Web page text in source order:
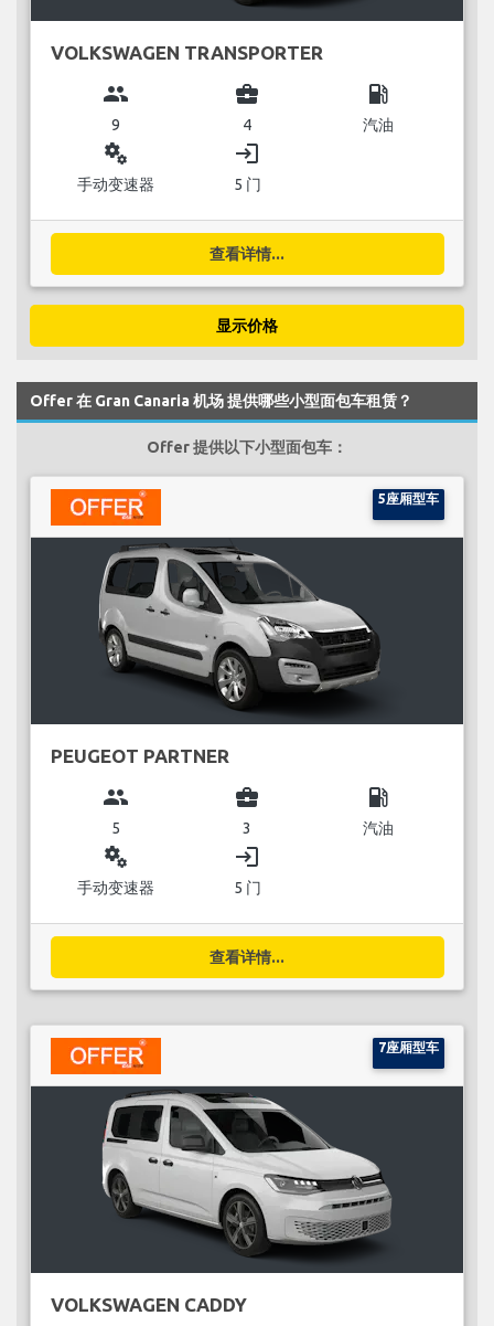
VOLKSWAGEN TRANSPORTER
group
9
business_center
4
local_gas_station
汽油
miscellaneous_services
手动变速器
login
5 门
查看详情...
显示价格
Offer 在 Gran Canaria 机场 提供哪些小型面包车租赁？
Offer 提供以下小型面包车：
5座厢型车
PEUGEOT PARTNER
group
5
business_center
3
local_gas_station
汽油
miscellaneous_services
手动变速器
login
5 门
查看详情...
7座厢型车
VOLKSWAGEN CADDY